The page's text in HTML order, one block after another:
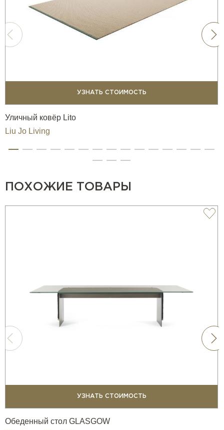
УЗНАТЬ СТОИМОСТЬ
Уличный ковёр Lito
Liu Jo Living
ПОХОЖИЕ ТОВАРЫ
УЗНАТЬ СТОИМОСТЬ
Обеденный стол GLASGOW